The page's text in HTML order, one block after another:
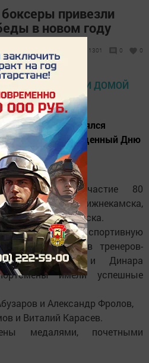
привезли
в новом году
07:41 1301 0 0
состоялся
турнир, посвященный Дню
приняли участие 80
Челнов, Нижнекамска,
Ключа, Ульяновска.
юношескую спортивную
воспитанников тренеров-
Гирфанова и Динара
имели успешные
и Александр Фролов,
и Виталий Карасев.
медалями, почетными